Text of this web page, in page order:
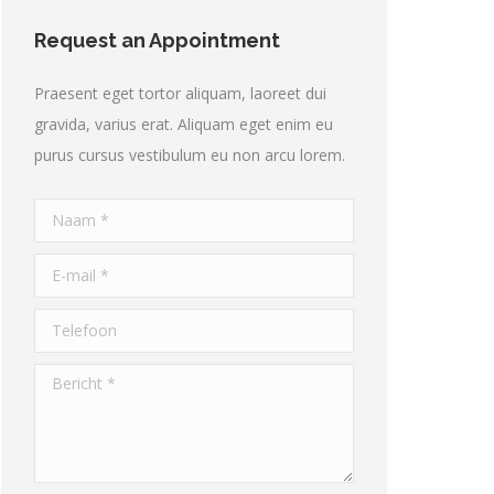
Request an Appointment
Praesent eget tortor aliquam, laoreet dui
gravida, varius erat. Aliquam eget enim eu
purus cursus vestibulum eu non arcu lorem.
Naam *
E-mail *
Telefoon
Bericht *